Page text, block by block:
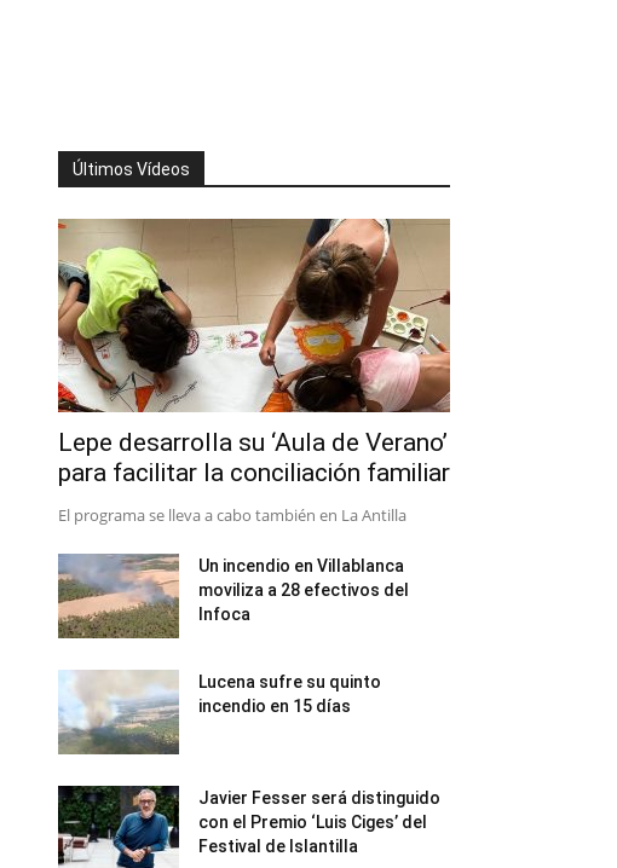
Últimos Vídeos
Lepe desarrolla su ‘Aula de Verano’
para facilitar la conciliación familiar
El programa se lleva a cabo también en La Antilla
Un incendio en Villablanca
moviliza a 28 efectivos del
Infoca
Lucena sufre su quinto
incendio en 15 días
Javier Fesser será distinguido
con el Premio ‘Luis Ciges’ del
Festival de Islantilla